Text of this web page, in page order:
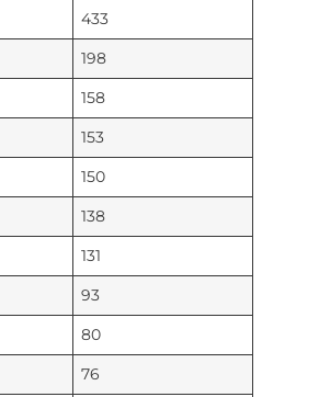
433
198
158
153
150
138
131
93
80
76